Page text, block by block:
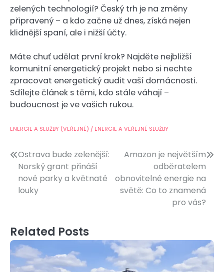
zelených technologií? Český trh je na změny
připravený – a kdo začne už dnes, získá nejen
klidnější spaní, ale i nižší účty.
Máte chuť udělat první krok? Najděte nejbližší
komunitní energetický projekt nebo si nechte
zpracovat energetický audit vaší domácnosti.
Sdílejte článek s těmi, kdo stále váhají –
budoucnost je ve vašich rukou.
ENERGIE A SLUŽBY (VEŘEJNÉ) / ENERGIE A VEŘEJNÉ SLUŽBY
Navigace
pro
příspěvek
Ostrava bude zelenější:
Norský grant přináší
nové parky a květnaté
louky
Amazon je největším
odběratelem
obnovitelné energie na
světě: Co to znamená
pro vás?
Related Posts